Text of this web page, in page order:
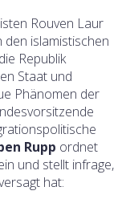
Rouven Laur
islamistischen
Republik
Staat und
Phänomen der
Rupp ordnet
und stellt infrage,
hat: